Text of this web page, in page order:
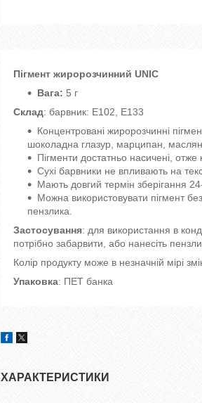
Пігмент жиророзчинний UNIC
Вага: 5 г
Склад: барвник: Е102, Е133
Концентровані жиророзчинні
шоколадна глазур, марципан,
Пігменти достатньо насичені, отже
Сухі барвники не впливають на
Мають довгий термін зберігання
Можна використовувати пігмент
пензлика.
Застосування: для використання в
потрібно забарвити, або нанесіть
Колір продукту може в незначній мірі
Упаковка: ПЕТ банка
ХАРАКТЕРИСТИКИ